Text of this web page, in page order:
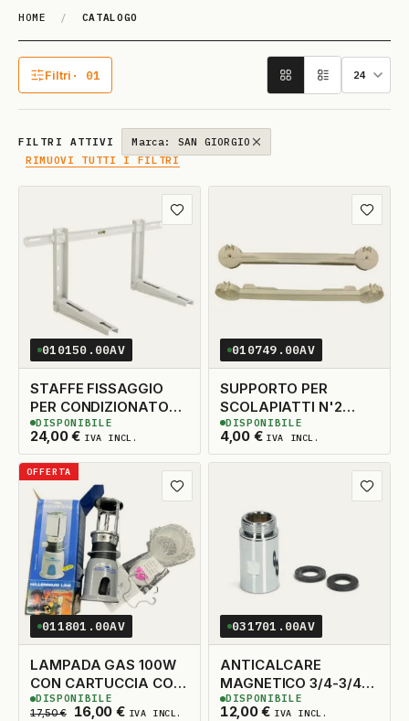
HOME / CATALOGO
Catalogo
Filtri · 01
1 filtro attivo
FILTRI ATTIVI
Marca: SAN GIORGIO
RIMUOVI TUTTI I FILTRI
Aggiungi ai preferiti
010150.00AV
STAFFE FISSAGGIO
PER CONDIZIONATORE
120KG
24,00€ IVA INCL.
2DISPONIBILI
DISPONIBILE
010749.00AV
SUPPORTO PER
SCOLAPIATTI N'2
INTERNO 226MM.
4,00 € IVA INCL.
6DISPONIBILI
DISPONIBILE
OFFERTA
Aggiungi ai preferiti
011801.00AV
LAMPADA GAS 100W
CON CARTUCCIA CON
PIEZOELETTRICO
17,50€ Il prezzo originale era: 17,50 €.
16,00 €Il prezzo attuale è: 16,00 €.
IVA INCL.
4DISPONIBILI
DISPONIBILE
031701.00AV
ANTICALCARE
MAGNETICO 3/4-3/4
WPRO
12,00€ IVA INCL.
2DISPONIBILI
DISPONIBILE